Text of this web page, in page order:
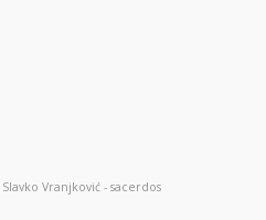
Slavko Vranjković - sacerdos